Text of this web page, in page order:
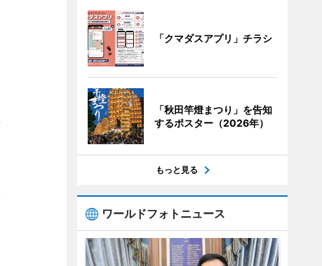
「クマダスアプリ」チラシ
「秋田竿燈まつり」を告知
するポスター（2026年）
もっと見る
ワールドフォトニュース